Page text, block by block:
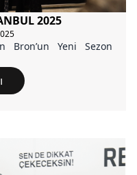
2025
Bron’un Yeni Sezon